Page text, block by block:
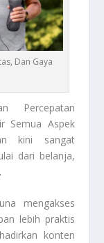
Dan Gaya
Percepatan
Semua Aspek
kini sangat
dari belanja,
mengakses
lebih praktis
konten